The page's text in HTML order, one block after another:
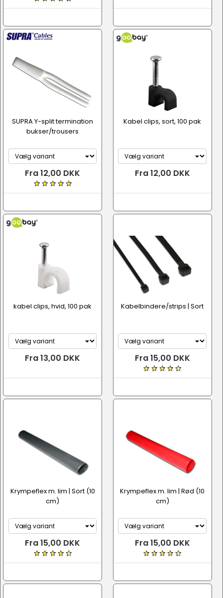
SUPRA Y-split termination
bukser/trousers
Fra 12,00 DKK
Kabel clips, sort, 100 pak
Fra 12,00 DKK
kabel clips, hvid, 100 pak
Fra 13,00 DKK
Kabelbindere/strips | Sort
Fra 15,00 DKK
Krympeflex m. lim | Sort (10
cm)
Fra 15,00 DKK
Krympeflex m. lim | Rød (10
cm)
Fra 15,00 DKK